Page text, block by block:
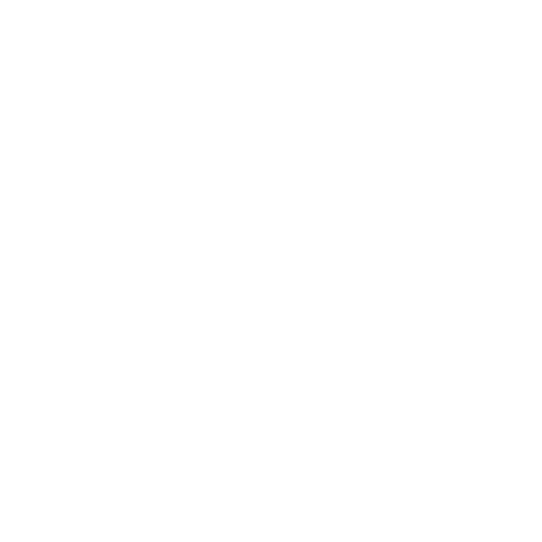
vousky pomáhají
kočka vejde do
→